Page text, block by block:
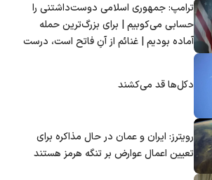
ترامپ: جمهوری اسلامی دوست‌داشتنی را
حسابی می‌کوبیم | برای بزرگ‌ترین حمله
آماده بودیم | غنائم از آنِ فاتح است، درست
دکل‌ها قد می‌کشند
رویترز: ایران و عمان در حال مذاکره برای
تعیین اعمال عوارض بر تنگه هرمز هستند